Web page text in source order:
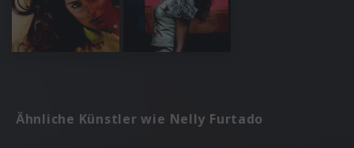
Ähnliche Künstler wie Nelly Furtado